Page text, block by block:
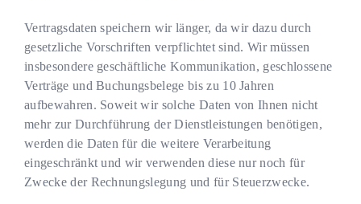
Vertragsdaten speichern wir länger, da wir dazu durch
gesetzliche Vorschriften verpflichtet sind. Wir müssen
insbesondere geschäftliche Kommunikation, geschlossene
Verträge und Buchungsbelege bis zu 10 Jahren
aufbewahren. Soweit wir solche Daten von Ihnen nicht
mehr zur Durchführung der Dienstleistungen benötigen,
werden die Daten für die weitere Verarbeitung
eingeschränkt und wir verwenden diese nur noch für
Zwecke der Rechnungslegung und für Steuerzwecke.